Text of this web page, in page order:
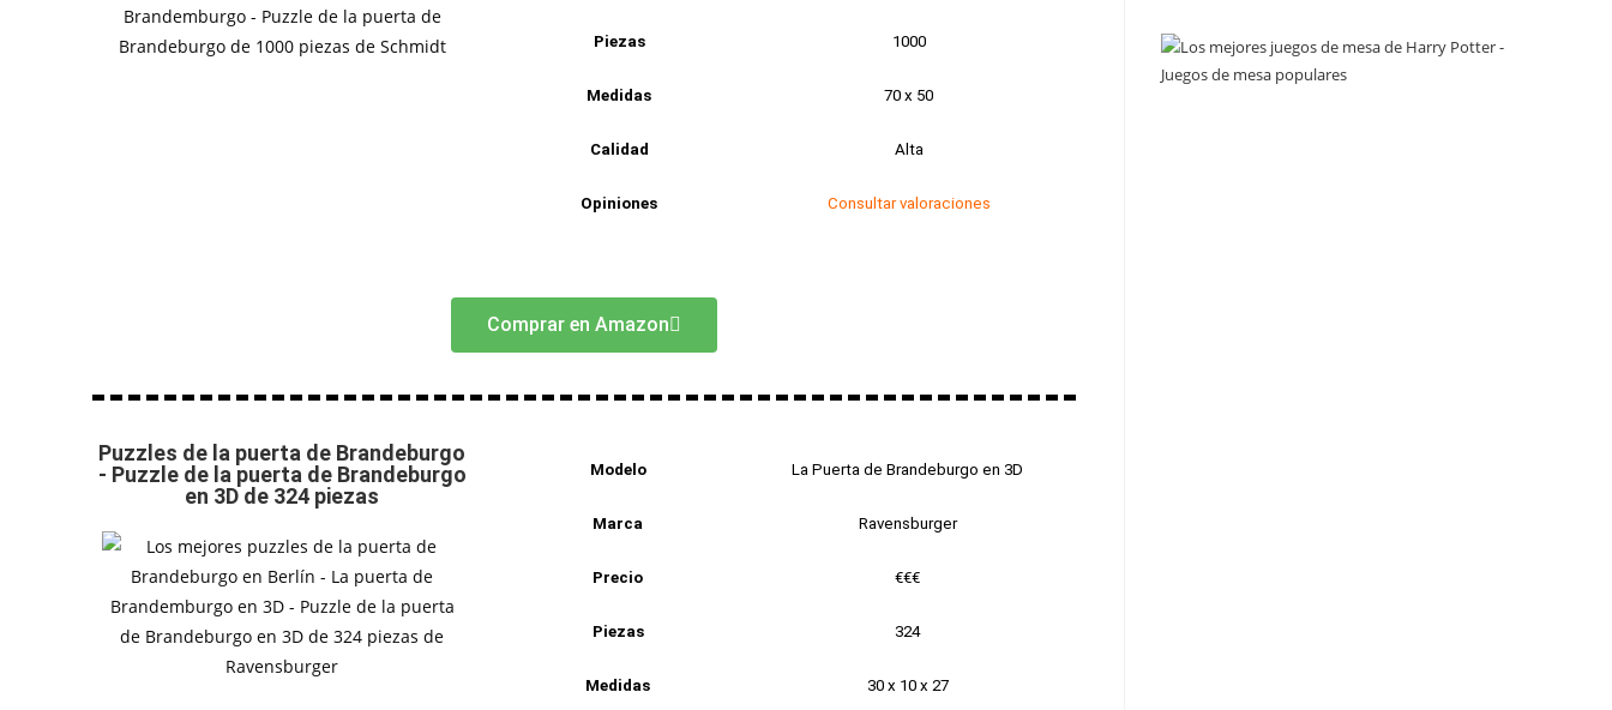
Piezas 1000
Medidas 70 x 50
Calidad Alta
Opiniones Consultar valoraciones
Comprar en Amazon
Puzzles de la puerta de Brandeburgo
- Puzzle de la puerta de Brandeburgo
en 3D de 324 piezas
Modelo La Puerta de Brandeburgo en 3D
Marca Ravensburger
Precio €€€
Piezas 324
Medidas 30 x 10 x 27